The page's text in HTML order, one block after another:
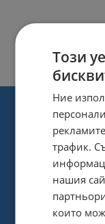
Този
Ние
трафик.
нашия
които